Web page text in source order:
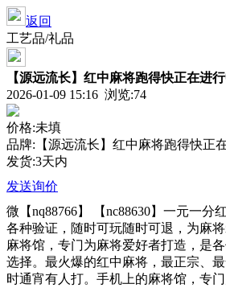
返回
工艺品/礼品
【源远流长】红中麻将跑得快正在进
2026-01-09 15:16 浏览:74
价格:未填
品牌:【源远流长】红中麻将跑得快正
发货:3天内
发送询价
微【nq88766】 【nc88630】一元一分
各种验证，随时可玩随时可退，为麻
麻将馆，专门为麻将爱好者打造，是
选择。最火爆的红中麻将，最正宗、
时通宵有人打。手机上的麻将馆，专